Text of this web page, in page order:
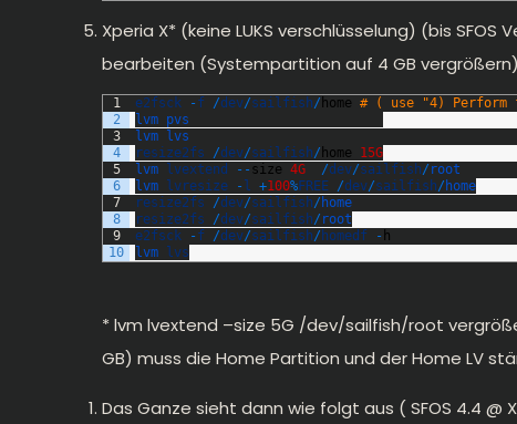
Xperia X* (keine LUKS verschlüsselung) (bis
bearbeiten (Systempartition auf 4 GB
1
2
3
4
5
6
7
8
9
10
e2fsck -f /dev/sailfish/ home # ( use "4) Perform
lvm
lvm
resize2fs
/dev/sailfish/ home
15G
lvm
lvextend --size 4G /dev/sailfish/ root
lvm
lvresize - l +100%FREE /dev/sailfish/ home
resize2fs
/dev/sailfish/
resize2fs
/dev/sailfish/ root
e2fsck
-f /dev/sailfish/ homedf - h
lvm
lvs
* lvm lvextend –size 5G /dev/sailfish/root
GB) muss die Home Partition und der Home LV
Das Ganze sieht dann wie folgt aus ( SFOS 4.4 @